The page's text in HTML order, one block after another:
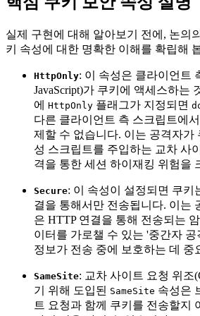
실제 구현에 대해 알아보기 전에, 논의
키 속성에 대한 명확한 이해를 확립해
HttpOnly: 이 속성은 클라이언트
JavaScript)가 쿠키에 액세스하는
에 HttpOnly 플래그가 지정되면
다른 클라이언트 측 스크립트에
제할 수 없습니다. 이는 공격자가
성 스크립트를 주입하는 교차 사
격을 통한 세션 하이재킹 위험을
Secure: 이 속성이 설정되면 쿠키
결을 통해서만 전송됩니다. 이는
은 HTTP 연결을 통해 전송되는
이터를 가로챌 수 있는 '중간자
정보가 전송 중에 보호하는 데 중
SameSite: 교차 사이트 요청 위조
기 위해 도입된 SameSite 속성은
트 요청과 함께 쿠키를 전송할지